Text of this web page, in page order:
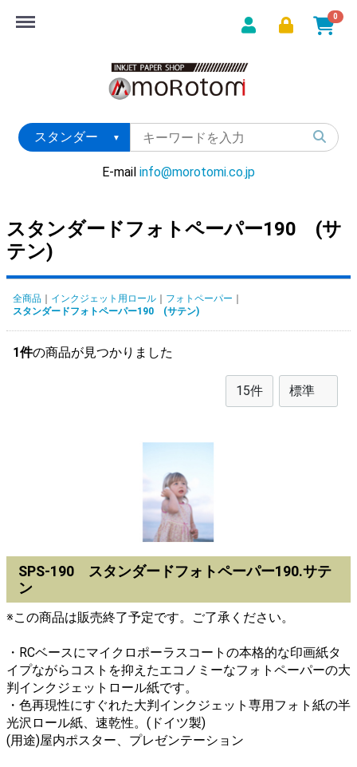
0
E-mail info@morotomi.co.jp
Menu
スタンダードフォトペーパー190 (サ
テン)
全商品 インクジェット用ロール
フォトペーパー
スタンダードフォトペーパー190 (サテン)
1件の商品が見つかりました
SPS-190 スタンダードフォトペーパー190.サテ
ン
※この商品は販売終了予定です。ご了承ください。
・RCベースにマイクロポーラスコートの本格的な印画紙タ
イプながらコストを抑えたエコノミーなフォトペーパーの大
判インクジェットロール紙です。
・色再現性にすぐれた大判インクジェット専用フォト紙の半
光沢ロール紙、速乾性。(ドイツ製)
(用途)屋内ポスター、プレゼンテーション